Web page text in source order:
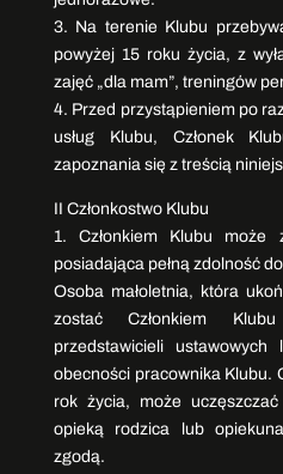
3. Na terenie Klubu
powyżej 15 roku życia, z
zajęć „dla mam”, treningów
4. Przed przystąpieniem po
usług Klubu, Członek
zapoznania się z treścią
II Członkostwo Klubu
1. Członkiem Klubu może
posiadająca pełną zdolność
Osoba małoletnia, która
zostać Członkiem
przedstawicieli
obecności pracownika Klubu.
rok życia, może
opieką rodzica lub
zgodą.